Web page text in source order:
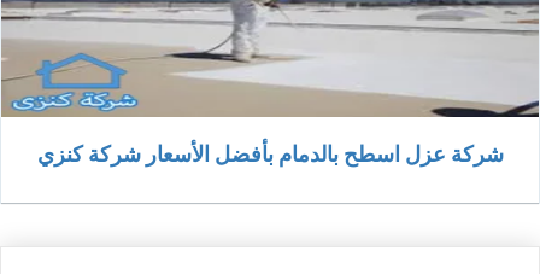
شركة عزل اسطح بالدمام بأفضل الأسعار شركة كنزي